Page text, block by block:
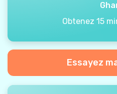
Obtenez 15
Essayez